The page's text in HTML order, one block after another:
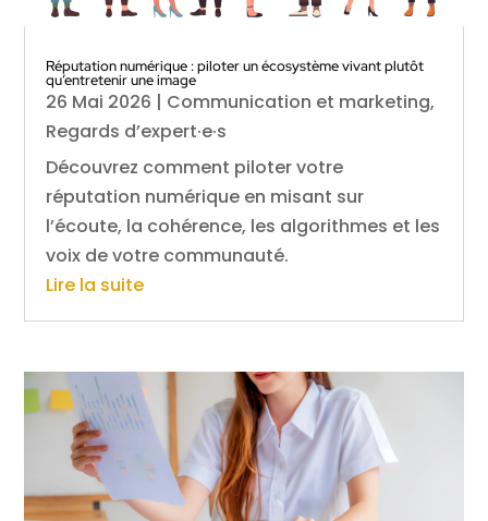
Réputation numérique : piloter un écosystème vivant plutôt
qu’entretenir une image
26 Mai 2026 | Communication et marketing,
Regards d’expert·e·s
Découvrez comment piloter votre
réputation numérique en misant sur
l’écoute, la cohérence, les algorithmes et les
voix de votre communauté.
Lire la suite